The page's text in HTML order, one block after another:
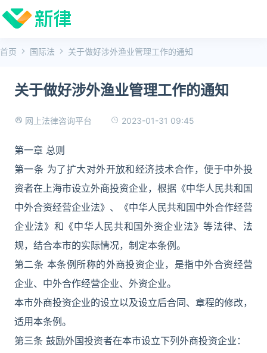
首页 国际法 关于做好涉外渔业管理工作的通知
关于做好涉外渔业管理工作的通知
网上法律咨询平台 2023-01-31 09:45
第一章 总则
第一条 为了扩大对外开放和经济技术合作，便于中外投
资者在上海市设立外商投资企业，根据《中华人民共和国
中外合资经营企业法》、《中华人民共和国中外合作经营
企业法》和《中华人民共和国外资企业法》等法律、法
规，结合本市的实际情况，制定本条例。
第二条 本条例所称的外商投资企业，是指中外合资经营
企业、中外合作经营企业、外资企业。
本市外商投资企业的设立以及设立后合同、章程的修改，
适用本条例。
第三条 鼓励外国投资者在本市设立下列外商投资企业：